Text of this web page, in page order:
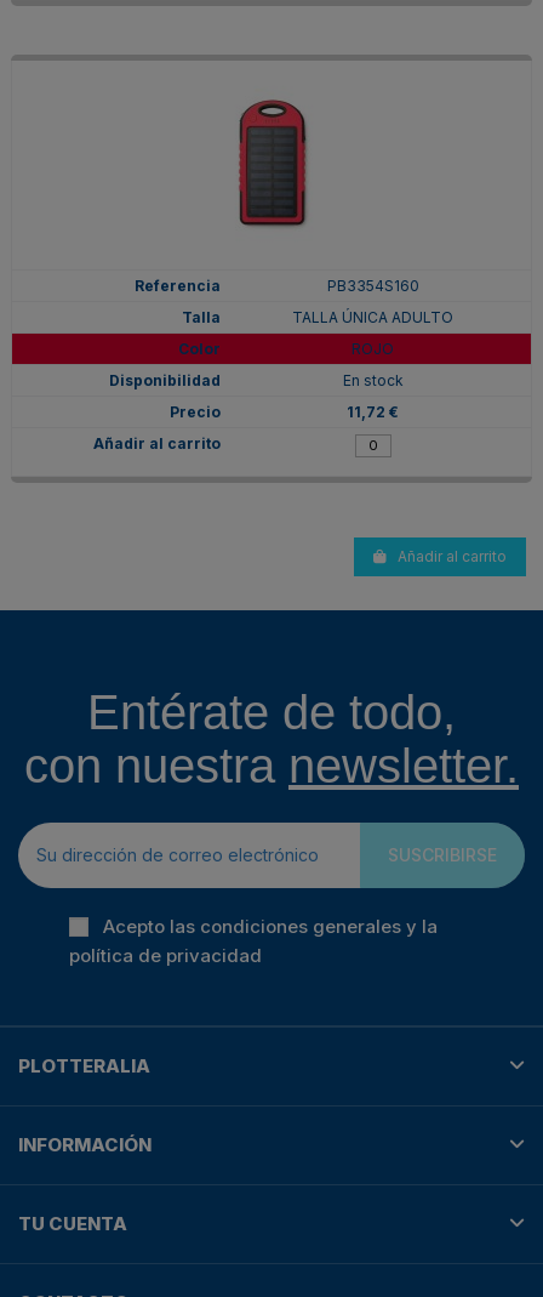
PB3354S160
TALLA ÚNICA ADULTO
ROJO
En stock
11,72 €
Añadir al carrito
Entérate de todo,
con nuestra newsletter.
SUSCRIBIRSE
Acepto las condiciones generales y la
política de privacidad
PLOTTERALIA
INFORMACIÓN
TU CUENTA